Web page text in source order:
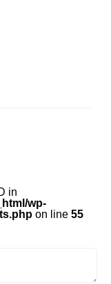
in
wp-
on line 55